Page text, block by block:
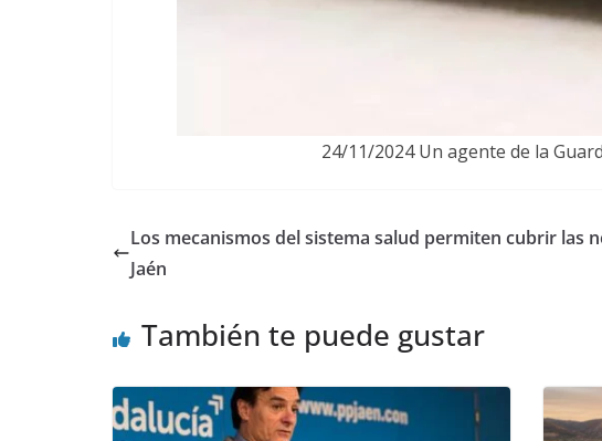
24/11/2024 Un agente de la
Los mecanismos del sistema salud permiten cubrir las
Jaén
También te puede gustar